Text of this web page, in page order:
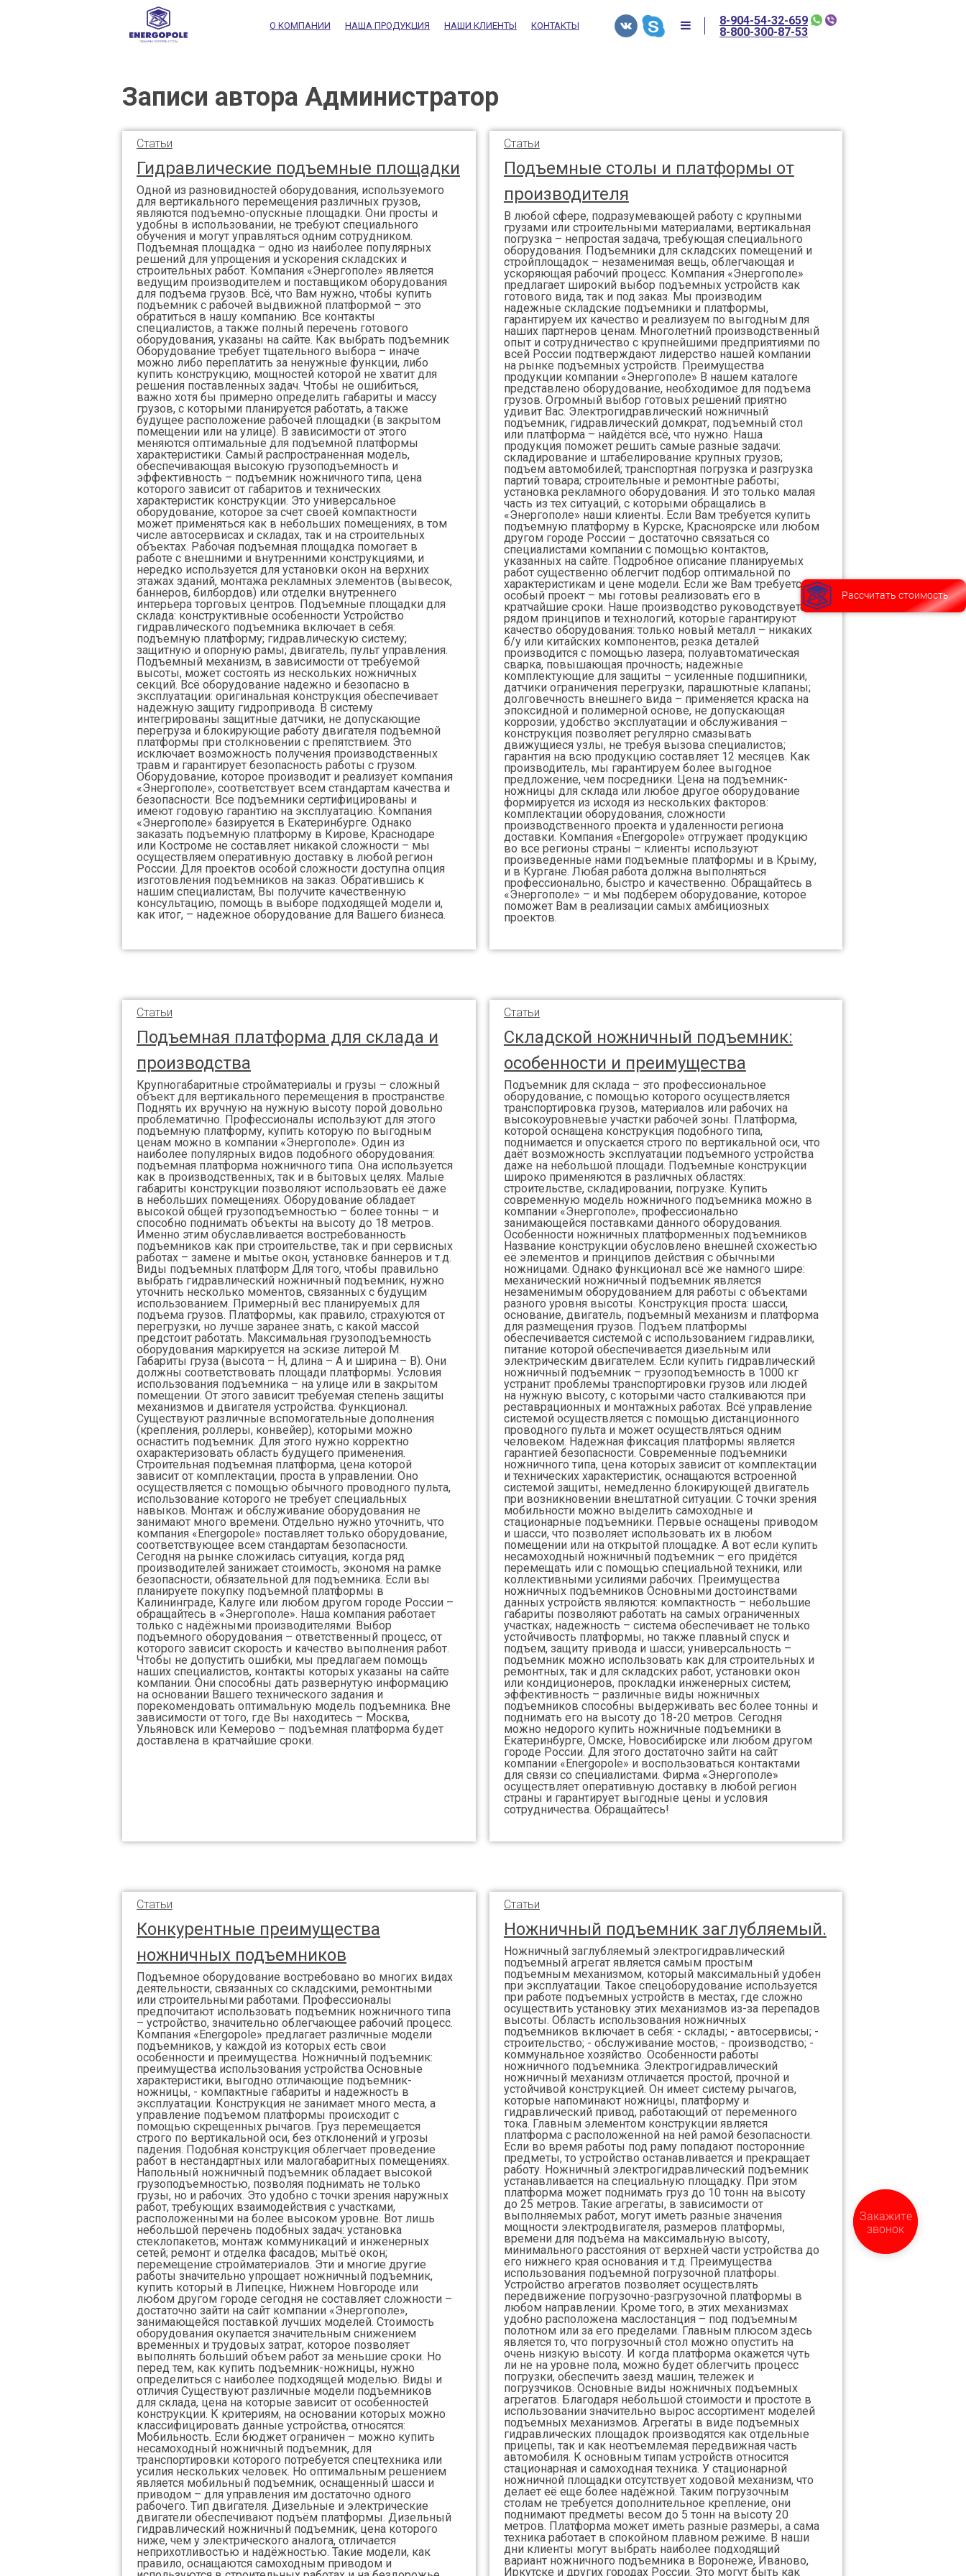
О КОМПАНИИ НАША ПРОДУКЦИЯ НАШИ КЛИЕНТЫ КОНТАКТЫ
8-904-54-32-659
8-800-300-87-53
Записи автора Администратор
Статьи
Гидравлические подъемные площадки
Одной из разновидностей оборудования, используемого
для вертикального перемещения различных грузов,
являются подъемно-опускные площадки. Они просты и
удобны в использовании, не требуют специального
обучения и могут управляться одним сотрудником.
Подъемная площадка – одно из наиболее популярных
решений для упрощения и ускорения складских и
строительных работ. Компания «Энергополе» является
ведущим производителем и поставщиком оборудования
для подъема грузов. Всё, что Вам нужно, чтобы купить
подъемник с рабочей выдвижной платформой – это
обратиться в нашу компанию. Все контакты
специалистов, а также полный перечень готового
оборудования, указаны на сайте. Как выбрать подъемник
Оборудование требует тщательного выбора – иначе
можно либо переплатить за ненужные функции, либо
купить конструкцию, мощностей которой не хватит для
решения поставленных задач. Чтобы не ошибиться,
важно хотя бы примерно определить габариты и массу
грузов, с которыми планируется работать, а также
будущее расположение рабочей площадки (в закрытом
помещении или на улице). В зависимости от этого
меняются оптимальные для подъемной платформы
характеристики. Самый распространенная модель,
обеспечивающая высокую грузоподъемность и
эффективность – подъемник ножничного типа, цена
которого зависит от габаритов и технических
характеристик конструкции. Это универсальное
оборудование, которое за счет своей компактности
может применяться как в небольших помещениях, в том
числе автосервисах и складах, так и на строительных
объектах. Рабочая подъемная площадка помогает в
работе с внешними и внутренними конструкциями, и
нередко используется для установки окон на верхних
этажах зданий, монтажа рекламных элементов (вывесок,
баннеров, билбордов) или отделки внутреннего
интерьера торговых центров. Подъемные площадки для
склада: конструктивные особенности Устройство
гидравлического подъемника включает в себя:
подъемную платформу; гидравлическую систему;
защитную и опорную рамы; двигатель; пульт управления.
Подъемный механизм, в зависимости от требуемой
высоты, может состоять из нескольких ножничных
секций. Всё оборудование надежно и безопасно в
эксплуатации: оригинальная конструкция обеспечивает
надежную защиту гидропривода. В систему
интегрированы защитные датчики, не допускающие
перегруза и блокирующие работу двигателя подъемной
платформы при столкновении с препятствием. Это
исключает возможность получения производственных
травм и гарантирует безопасность работы с грузом.
Оборудование, которое производит и реализует компания
«Энергополе», соответствует всем стандартам качества и
безопасности. Все подъемники сертифицированы и
имеют годовую гарантию на эксплуатацию. Компания
«Энергополе» базируется в Екатеринбурге. Однако
заказать подъемную платформу в Кирове, Краснодаре
или Костроме не составляет никакой сложности – мы
осуществляем оперативную доставку в любой регион
России. Для проектов особой сложности доступна опция
изготовления подъемников на заказ. Обратившись к
нашим специалистам, Вы получите качественную
консультацию, помощь в выборе подходящей модели и,
как итог, – надежное оборудование для Вашего бизнеса.
Статьи
Подъемные столы и платформы от
производителя
В любой сфере, подразумевающей работу с крупными
грузами или строительными материалами, вертикальная
погрузка – непростая задача, требующая специального
оборудования. Подъемники для складских помещений и
стройплощадок – незаменимая вещь, облегчающая и
ускоряющая рабочий процесс. Компания «Энергополе»
предлагает широкий выбор подъемных устройств как
готового вида, так и под заказ. Мы производим
надежные складские подъемники и платформы,
гарантируем их качество и реализуем по выгодным для
наших партнеров ценам. Многолетний производственный
опыт и сотрудничество с крупнейшими предприятиями по
всей России подтверждают лидерство нашей компании
на рынке подъемных устройств. Преимущества
продукции компании «Энергополе» В нашем каталоге
представлено оборудование, необходимое для подъема
грузов. Огромный выбор готовых решений приятно
удивит Вас. Электрогидравлический ножничный
подъемник, гидравлический домкрат, подъемный стол
или платформа – найдётся всё, что нужно. Наша
продукция поможет решить самые разные задачи:
складирование и штабелирование крупных грузов;
подъем автомобилей; транспортная погрузка и разгрузка
партий товара; строительные и ремонтные работы;
установка рекламного оборудования. И это только малая
часть из тех ситуаций, с которыми обращались в
«Энергополе» наши клиенты. Если Вам требуется купить
подъемную платформу в Курске, Красноярске или любом
другом городе России – достаточно связаться со
специалистами компании с помощью контактов,
указанных на сайте. Подробное описание планируемых
работ существенно облегчит подбор оптимальной по
характеристикам и цене модели. Если же Вам требуется
особый проект – мы готовы реализовать его в
кратчайшие сроки. Наше производство руководствуется
рядом принципов и технологий, которые гарантируют
качество оборудования: только новый металл – никаких
б/у или китайских компонентов; резка деталей
производится с помощью лазера; полуавтоматическая
сварка, повышающая прочность; надежные
комплектующие для защиты – усиленные подшипники,
датчики ограничения перегрузки, парашютные клапаны;
долговечность внешнего вида – применяется краска на
эпоксидной и полимерной основе, не допускающая
коррозии; удобство эксплуатации и обслуживания –
конструкция позволяет регулярно смазывать
движущиеся узлы, не требуя вызова специалистов;
гарантия на всю продукцию составляет 12 месяцев. Как
производитель, мы гарантируем более выгодное
предложение, чем посредники. Цена на подъемник-
ножницы для склада или любое другое оборудование
формируется из исходя из нескольких факторов:
комплектации оборудования, сложности
производственного проекта и удаленности региона
доставки. Компания «Energopole» отгружает продукцию
во все регионы страны – клиенты используют
произведенные нами подъемные платформы и в Крыму,
и в Кургане. Любая работа должна выполняться
профессионально, быстро и качественно. Обращайтесь в
«Энергополе» – и мы подберем оборудование, которое
поможет Вам в реализации самых амбициозных
проектов.
Статьи
Подъемная платформа для склада и
производства
Крупногабаритные стройматериалы и грузы – сложный
объект для вертикального перемещения в пространстве.
Поднять их вручную на нужную высоту порой довольно
проблематично. Профессионалы используют для этого
подъемную платформу, купить которую по выгодным
ценам можно в компании «Энергополе». Один из
наиболее популярных видов подобного оборудования:
подъемная платформа ножничного типа. Она используется
как в производственных, так и в бытовых целях. Малые
габариты конструкции позволяют использовать её даже
в небольших помещениях. Оборудование обладает
высокой общей грузоподъемностью – более тонны – и
способно поднимать объекты на высоту до 18 метров.
Именно этим обуславливается востребованность
подъемников как при строительстве, так и при сервисных
работах – замене и мытье окон, установке баннеров и т.д.
Виды подъемных платформ Для того, чтобы правильно
выбрать гидравлический ножничный подъемник, нужно
уточнить несколько моментов, связанных с будущим
использованием. Примерный вес планируемых для
подъема грузов. Платформы, как правило, страхуются от
перегрузки, но лучше заранее знать, с какой массой
предстоит работать. Максимальная грузоподъемность
оборудования маркируется на эскизе литерой М.
Габариты груза (высота – Н, длина – А и ширина – В). Они
должны соответствовать площади платформы. Условия
использования подъемника – на улице или в закрытом
помещении. От этого зависит требуемая степень защиты
механизмов и двигателя устройства. Функционал.
Существуют различные вспомогательные дополнения
(крепления, роллеры, конвейер), которыми можно
оснастить подъемник. Для этого нужно корректно
охарактеризовать область будущего применения.
Строительная подъемная платформа, цена которой
зависит от комплектации, проста в управлении. Оно
осуществляется с помощью обычного проводного пульта,
использование которого не требует специальных
навыков. Монтаж и обслуживание оборудования не
занимают много времени. Отдельно нужно уточнить, что
компания «Energopole» поставляет только оборудование,
соответствующее всем стандартам безопасности.
Сегодня на рынке сложилась ситуация, когда ряд
производителей занижает стоимость, экономя на рамке
безопасности, обязательной для подъемника. Если вы
планируете покупку подъемной платформы в
Калининграде, Калуге или любом другом городе России –
обращайтесь в «Энергополе». Наша компания работает
только с надёжными производителями. Выбор
подъемного оборудования – ответственный процесс, от
которого зависит скорость и качество выполнения работ.
Чтобы не допустить ошибки, мы предлагаем помощь
наших специалистов, контакты которых указаны на сайте
компании. Они способны дать развернутую информацию
на основании Вашего технического задания и
порекомендовать оптимальную модель подъемника. Вне
зависимости от того, где Вы находитесь – Москва,
Ульяновск или Кемерово – подъемная платформа будет
доставлена в кратчайшие сроки.
Статьи
Складской ножничный подъемник:
особенности и преимущества
Подъемник для склада – это профессиональное
оборудование, с помощью которого осуществляется
транспортировка грузов, материалов или рабочих на
высокоуровневые участки рабочей зоны. Платформа,
которой оснащена конструкция подобного типа,
поднимается и опускается строго по вертикальной оси, что
даёт возможность эксплуатации подъемного устройства
даже на небольшой площади. Подъемные конструкции
широко применяются в различных областях:
строительстве, складировании, погрузке. Купить
современную модель ножничного подъемника можно в
компании «Энергополе», профессионально
занимающейся поставками данного оборудования.
Особенности ножничных платформенных подъемников
Название конструкции обусловлено внешней схожестью
её элементов и принципов действия с обычными
ножницами. Однако функционал всё же намного шире:
механический ножничный подъемник является
незаменимым оборудованием для работы с объектами
разного уровня высоты. Конструкция проста: шасси,
основание, двигатель, подъемный механизм и платформа
для размещения грузов. Подъем платформы
обеспечивается системой с использованием гидравлики,
питание которой обеспечивается дизельным или
электрическим двигателем. Если купить гидравлический
ножничный подъемник – грузоподъемность в 1000 кг
устранит проблемы транспортировки грузов или людей
на нужную высоту, с которыми часто сталкиваются при
реставрационных и монтажных работах. Всё управление
системой осуществляется с помощью дистанционного
проводного пульта и может осуществляться одним
человеком. Надежная фиксация платформы является
гарантией безопасности. Современные подъемники
ножничного типа, цена которых зависит от комплектации
и технических характеристик, оснащаются встроенной
системой защиты, немедленно блокирующей двигатель
при возникновении внештатной ситуации. С точки зрения
мобильности можно выделить самоходные и
стационарные подъемники. Первые оснащены приводом
и шасси, что позволяет использовать их в любом
помещении или на открытой площадке. А вот если купить
несамоходный ножничный подъемник – его придётся
перемещать или с помощью специальной техники, или
коллективными усилиями рабочих. Преимущества
ножничных подъемников Основными достоинствами
данных устройств являются: компактность – небольшие
габариты позволяют работать на самых ограниченных
участках; надежность – система обеспечивает не только
устойчивость платформы, но также плавный спуск и
подъем, защиту привода и шасси; универсальность –
подъемник можно использовать как для строительных и
ремонтных, так и для складских работ, установки окон
или кондиционеров, прокладки инженерных систем;
эффективность – различные виды ножничных
подъемников способны выдерживать вес более тонны и
поднимать его на высоту до 18-20 метров. Сегодня
можно недорого купить ножничные подъемники в
Екатеринбурге, Омске, Новосибирске или любом другом
городе России. Для этого достаточно зайти на сайт
компании «Energopole» и воспользоваться контактами
для связи со специалистами. Фирма «Энергополе»
осуществляет оперативную доставку в любой регион
страны и гарантирует выгодные цены и условия
сотрудничества. Обращайтесь!
Статьи
Конкурентные преимущества
ножничных подъемников
Подъемное оборудование востребовано во многих видах
деятельности, связанных со складскими, ремонтными
или строительными работами. Профессионалы
предпочитают использовать подъемник ножничного типа
– устройство, значительно облегчающее рабочий процесс.
Компания «Energopole» предлагает различные модели
подъемников, у каждой из которых есть свои
особенности и преимущества. Ножничный подъемник:
преимущества использования устройства Основные
характеристики, выгодно отличающие подъемник-
ножницы, - компактные габариты и надежность в
эксплуатации. Конструкция не занимает много места, а
управление подъемом платформы происходит с
помощью скрещенных рычагов. Груз перемещается
строго по вертикальной оси, без отклонений и угрозы
падения. Подобная конструкция облегчает проведение
работ в нестандартных или малогабаритных помещениях.
Напольный ножничный подъемник обладает высокой
грузоподъемностью, позволяя поднимать не только
грузы, но и рабочих. Это удобно с точки зрения наружных
работ, требующих взаимодействия с участками,
расположенными на более высоком уровне. Вот лишь
небольшой перечень подобных задач: установка
стеклопакетов; монтаж коммуникаций и инженерных
сетей; ремонт и отделка фасадов; мытьё окон;
перемещение стройматериалов. Эти и многие другие
работы значительно упрощает ножничный подъемник,
купить который в Липецке, Нижнем Новгороде или
любом другом городе сегодня не составляет сложности –
достаточно зайти на сайт компании «Энергополе»,
занимающейся поставкой лучших моделей. Стоимость
оборудования окупается значительным снижением
временных и трудовых затрат, которое позволяет
выполнять больший объем работ за меньшие сроки. Но
перед тем, как купить подъемник-ножницы, нужно
определиться с наиболее подходящей моделью. Виды и
отличия Существуют различные модели подъемников
для склада, цена на которые зависит от особенностей
конструкции. К критериям, на основании которых можно
классифицировать данные устройства, относятся:
Мобильность. Если бюджет ограничен – можно купить
несамоходный ножничный подъемник, для
транспортировки которого потребуется спецтехника или
усилия нескольких человек. Но оптимальным решением
является мобильный подъемник, оснащенный шасси и
приводом – для управления им достаточно одного
рабочего. Тип двигателя. Дизельные и электрические
двигатели обеспечивают подъём платформы. Дизельный
гидравлический ножничный подъемник, цена которого
ниже, чем у электрического аналога, отличается
неприхотливостью и надёжностью. Такие модели, как
правило, оснащаются самоходным приводом и
Статьи
Ножничный подъемник заглубляемый.
Ножничный заглубляемый электрогидравлический
подъемный агрегат является самым простым
подъемным механизмом, который максимальный удобен
при эксплуатации. Такое спецоборудование используется
при работе подъемных устройств в местах, где сложно
осуществить установку этих механизмов из-за перепадов
высоты. Область использования ножничных
подъемников включает в себя: - склады; - автосервисы; -
строительство; - обслуживание мостов; - производство; -
коммунальное хозяйство. Особенности работы
ножничного подъемника. Электрогидравлический
ножничный механизм отличается простой, прочной и
устойчивой конструкцией. Он имеет систему рычагов,
которые напоминают ножницы, платформу и
гидравлический привод, работающий от переменного
тока. Главным элементом конструкции является
платформа с расположенной на ней рамой безопасности.
Если во время работы под раму попадают посторонние
предметы, то устройство останавливается и прекращает
работу. Ножничный электрогидравлический подъемник
устанавливается на специальную площадку. При этом
платформа может поднимать груз до 10 тонн на высоту
до 25 метров. Такие агрегаты, в зависимости от
выполняемых работ, могут иметь разные значения
мощности электродвигателя, размеров платформы,
времени для подъёма на максимальную высоту,
минимального расстояния от верхней части устройства до
его нижнего края основания и т.д. Преимущества
использования подъемной погрузочной платфоры.
Устройство агрегатов позволяет осуществлять
передвижение погрузочно-разгрузочной платформы в
любом направлении. Кроме того, в этих механизмах
удобно расположена маслостанция – под подъемным
полотном или за его пределами. Главным плюсом здесь
является то, что погрузочный стол можно опустить на
очень низкую высоту. И когда платформа окажется чуть
ли не на уровне пола, можно будет облегчить процесс
погрузки, обеспечить заезд машин, тележек и
погрузчиков. Основные виды ножничных подъемных
агрегатов. Благодаря небольшой стоимости и простоте в
использовании значительно вырос ассортимент моделей
подъемных механизмов. Агрегаты в виде подъемных
гидравлических площадок производятся как отдельные
прицепы, так и как неотъемлемая передвижная часть
автомобиля. К основным типам устройств относится
стационарная и самоходная техника. У стационарной
ножничной площадки отсутствует ходовой механизм, что
делает её еще более надёжной. Таким погрузочным
столам не требуется дополнительное крепление, они
поднимают предметы весом до 5 тонн на высоту 20
метров. Платформа может иметь разные размеры, а сама
техника работает в спокойном плавном режиме. В наши
дни клиенты могут выбрать наиболее подходящий
вариант ножничного подъемника в Воронеже, Иваново,
Иркутске и других городах России. Это могут быть как
Закажите
звонок
Рассчитать стоимость